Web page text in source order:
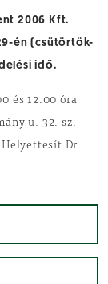
2006 Kft.
én (csütörtök-
idő.
és 12.00 óra
u. 32. sz.
Dr.